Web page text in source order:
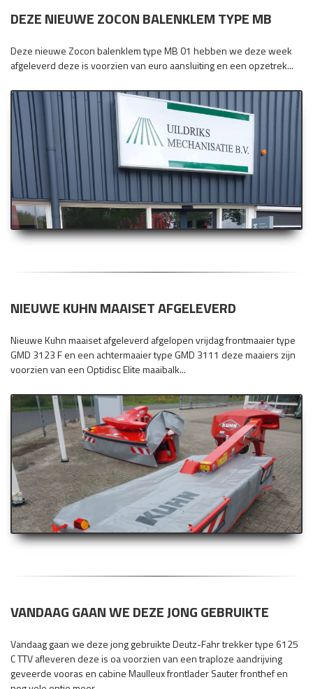
DEZE NIEUWE ZOCON BALENKLEM TYPE MB
Deze nieuwe Zocon balenklem type MB 01 hebben we deze week
afgeleverd deze is voorzien van euro aansluiting en een opzetrek...
NIEUWE KUHN MAAISET AFGELEVERD
Nieuwe Kuhn maaiset afgeleverd afgelopen vrijdag frontmaaier type
GMD 3123 F en een achtermaaier type GMD 3111 deze maaiers zijn
voorzien van een Optidisc Elite maaibalk...
VANDAAG GAAN WE DEZE JONG GEBRUIKTE
Vandaag gaan we deze jong gebruikte Deutz-Fahr trekker type 6125
C TTV afleveren deze is oa voorzien van een traploze aandrijving
geveerde vooras en cabine Maulleux frontlader Sauter fronthef en